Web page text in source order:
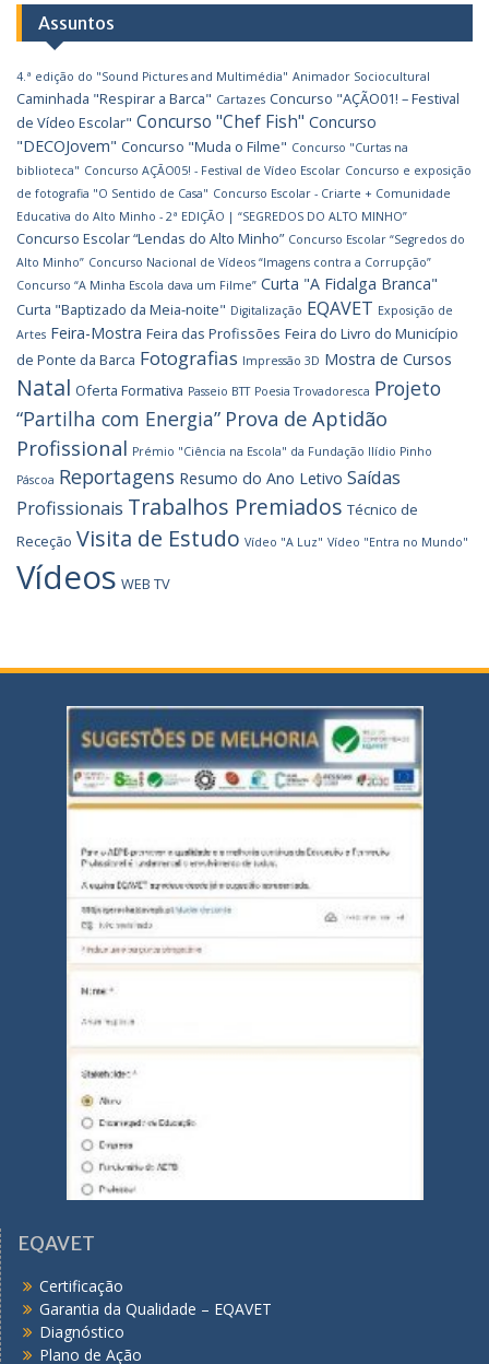
Assuntos
4.ª edição do "Sound Pictures and Multimédia" Animador Sociocultural
Caminhada "Respirar a Barca" Cartazes Concurso "AÇÃO01! – Festival
de Vídeo Escolar" Concurso "Chef Fish" Concurso
"DECOJovem" Concurso "Muda o Filme" Concurso "Curtas na
biblioteca" Concurso AÇÃO05! - Festival de Vídeo Escolar Concurso e exposição
de fotografia "O Sentido de Casa" Concurso Escolar - Criarte + Comunidade
Educativa do Alto Minho - 2ª EDIÇÃO | “SEGREDOS DO ALTO MINHO”
Concurso Escolar “Lendas do Alto Minho” Concurso Escolar “Segredos do
Alto Minho” Concurso Nacional de Vídeos “Imagens contra a Corrupção”
Concurso “A Minha Escola dava um Filme” Curta "A Fidalga Branca"
Curta "Baptizado da Meia-noite" Digitalização EQAVET Exposição de
Artes Feira-Mostra Feira das Profissões Feira do Livro do Município
de Ponte da Barca Fotografias Impressão 3D Mostra de Cursos
Natal Oferta Formativa Passeio BTT Poesia Trovadoresca Projeto
“Partilha com Energia” Prova de Aptidão
Profissional Prémio "Ciência na Escola" da Fundação Ilídio Pinho
Páscoa Reportagens Resumo do Ano Letivo Saídas
Profissionais Trabalhos Premiados Técnico de
Receção Visita de Estudo Vídeo "A Luz" Vídeo "Entra no Mundo"
Vídeos WEB TV
EQAVET
Certificação
Garantia da Qualidade – EQAVET
Diagnóstico
Plano de Ação